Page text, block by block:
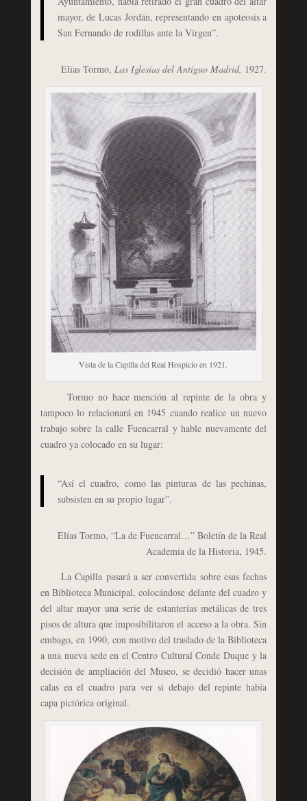
mayor, de Lucas Jordán, representando en apoteosis a
San Fernando de rodillas ante la Virgen”.
Elías Tormo,Las Iglesias del Antiguo Madrid, 1927.
Vista de la Capilla del Real Hospicio en 1921.
Tormo no hace mención al repinte de la obra y
tampoco lo relacionará en 1945 cuando realice un nuevo
trabajo sobre la calle Fuencarral y hable nuevamente del
cuadro ya colocado en su lugar:
“Así el cuadro, como las pinturas de las pechinas,
subsisten en su propio lugar”.
Elías Tormo, “La de Fuencarral…” Boletín de la Real
Academia de la Historia, 1945.
La Capilla pasará a ser convertida sobre esas fechas
en Biblioteca Municipal, colocándose delante del cuadro y
del altar mayor una serie de estanterías metálicas de tres
pisos de altura que imposibilitaron el acceso a la obra. Sin
embago, en 1990, con motivo del traslado de la Biblioteca
a una nueva sede en el Centro Cultural Conde Duque y la
decisión de ampliación del Museo, se decidió hacer unas
calas en el cuadro para ver si debajo del repinte había
capa pictórica original.